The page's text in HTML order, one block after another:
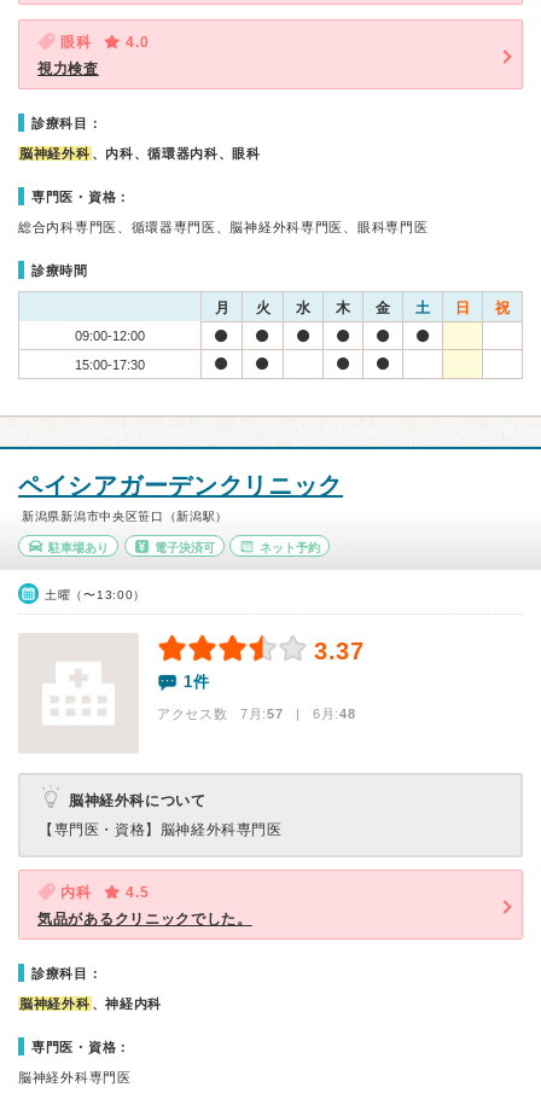
眼科
4.0
視力検査
診療科目：
脳神経外科 、内科、循環器内科、眼科
専門医・資格：
総合内科専門医、循環器専門医、脳神経外科専門医、眼科専門医
診療時間
月 火 水 木 金 土 日 祝
09:00-12:00
15:00-17:30
ペイシアガーデンクリニック
新潟県新潟市中央区笹口（新潟駅）
駐車場あり 電子決済可 ネット予約
土曜（〜13:00）
3.37
1件
アクセス数 7月:57 | 6月:48
脳神経外科について
【専門医・資格】 脳神経外科専門医
内科
4.5
気品があるクリニックでした。
診療科目：
脳神経外科 、神経内科
専門医・資格：
脳神経外科専門医